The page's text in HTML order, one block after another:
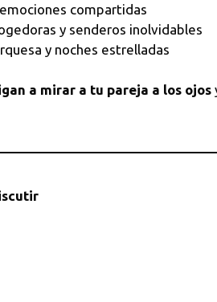
compartidas
y senderos inolvidables
y noches estrelladas
a mirar a tu pareja a los ojos